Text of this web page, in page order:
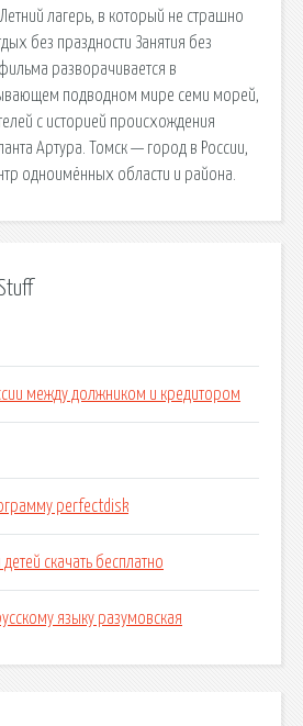
лагерь, в который не страшно
без праздности Занятия без
разворачивается в
подводном мире семи морей,
с историей происхождения
Артура. Томск — город в России,
одноимённых области и района.
между должником и кредитором
perfectdisk
скачать бесплатно
языку разумовская